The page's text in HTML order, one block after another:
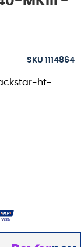
:1114864